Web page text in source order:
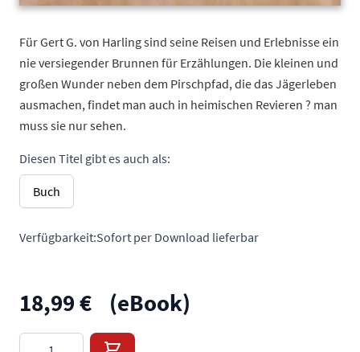
Für Gert G. von Harling sind seine Reisen und Erlebnisse ein
nie versiegender Brunnen für Erzählungen. Die kleinen und
großen Wunder neben dem Pirschpfad, die das Jägerleben
ausmachen, findet man auch in heimischen Revieren ? man
muss sie nur sehen.
Diesen Titel gibt es auch als:
Buch
Verfügbarkeit:Sofort per Download lieferbar
18,99 € (eBook)
Menge